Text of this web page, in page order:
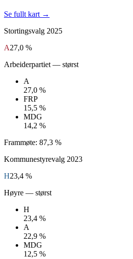
Se fullt kart →
Stortingsvalg 2025
A27,0 %
Arbeiderpartiet — størst
A
27,0 %
FRP
15,5 %
MDG
14,2 %
Frammøte: 87,3 %
Kommunestyrevalg 2023
H23,4 %
Høyre — størst
H
23,4 %
A
22,9 %
MDG
12,5 %